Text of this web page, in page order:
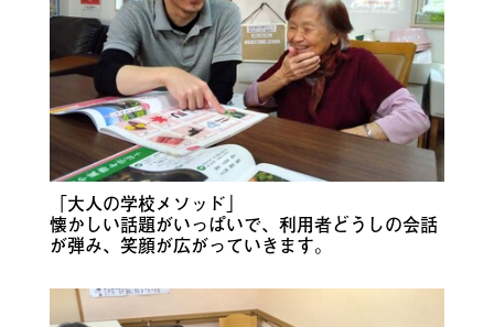
「大人の学校メソッド」
懐かしい話題がいっぱいで、利用者どうしの会話
が弾み、笑顔が広がっていきます。